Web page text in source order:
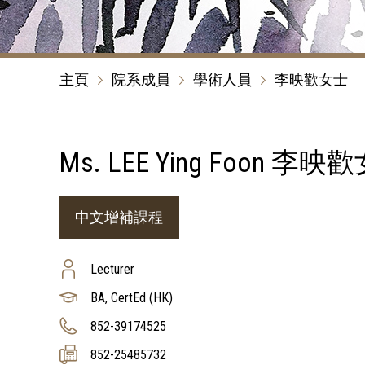
主頁 院系成員 學術人員 李映歡女士
Ms. LEE Ying Foon 李映
中文增補課程
Lecturer
BA, CertEd (HK)
852-39174525
852-25485732